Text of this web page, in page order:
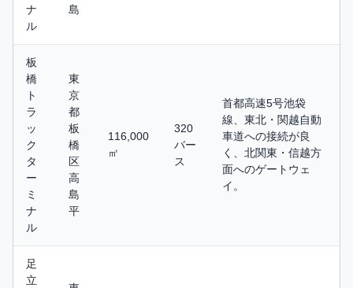
ナ
ル
島
板
橋
ト
ラ
ッ
ク
タ
ー
ミ
ナ
ル
東
京
都
板
橋
区
高
島
平
116,000
㎡
320
バー
ス
首都高速5号池袋
線、東北・関越自動
車道への接続が良
く、北関東・信越方
面へのゲートウェ
イ。
足
立